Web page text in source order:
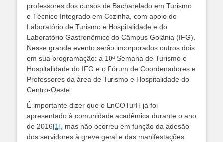
professores dos cursos de Bacharelado em Turismo
e Técnico Integrado em Cozinha, com apoio do
Laboratório de Turismo e Hospitalidade e do
Laboratório Gastronômico do Câmpus Goiânia (IFG).
Nesse grande evento serão incorporados outros dois
em sua programação: a 10ª Semana de Turismo e
Hospitalidade do IFG e o Fórum de Coordenadores e
Professores da área de Turismo e Hospitalidade do
Centro-Oeste.
É importante dizer que o EnCOTurH já foi
apresentado à comunidade acadêmica durante o ano
de 2016[1] , mas não ocorreu em função da adesão
dos servidores à greve geral e das manifestações